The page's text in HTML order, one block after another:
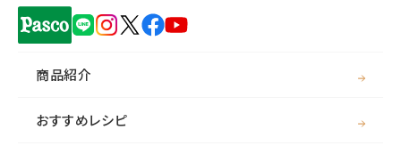
商品紹介
おすすめレシピ